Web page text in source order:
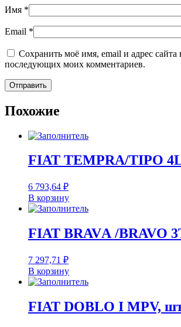
Имя *
Email *
Сохранить моё имя, email и адрес сайта
последующих моих комментариев.
Похожие
FIAT TEMPRA/TIPO
6 793,64 ₽
В корзину
FIAT BRAVА /BRAVO
7 297,71 ₽
В корзину
FIAT DOBLO I MPV,